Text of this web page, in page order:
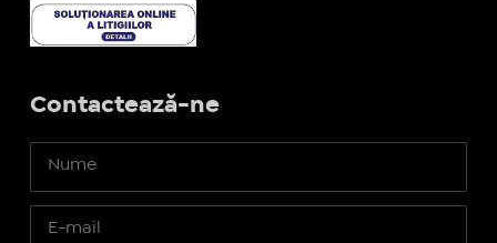
Contactează-ne